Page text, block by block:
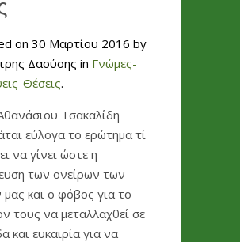
on 30 Μαρτίου 2016 by
Δαούσης in Γνώμες-
Θέσεις.
Τσακαλίδη
εύλογα το ερώτημα τί
να γίνει ώστε η
των ονείρων των
και ο φόβος για το
τους να μεταλλαχθεί σε
και ευκαιρία για να